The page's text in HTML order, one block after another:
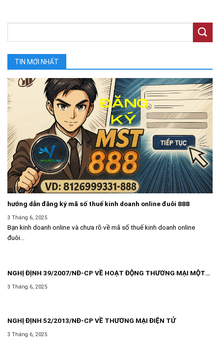
TIN MỚI NHẤT
hướng dẫn đăng ký mã số thuế kinh doanh online đuôi 888
3 Tháng 6, 2025
Bạn kinh doanh online và chưa rõ về mã số thuế kinh doanh online
đuôi...
NGHỊ ĐỊNH 39/2007/NĐ-CP VỀ HOẠT ĐỘNG THƯƠNG MẠI MỘT
CÁCH ĐỘC LẬP THƯỜNG XUYÊN KHÔNG PHẢI ĐĂNG KÝ KINH
3 Tháng 6, 2025
NGHỊ ĐỊNH 52/2013/NĐ-CP VỀ THƯƠNG MẠI ĐIỆN TỬ
3 Tháng 6, 2025